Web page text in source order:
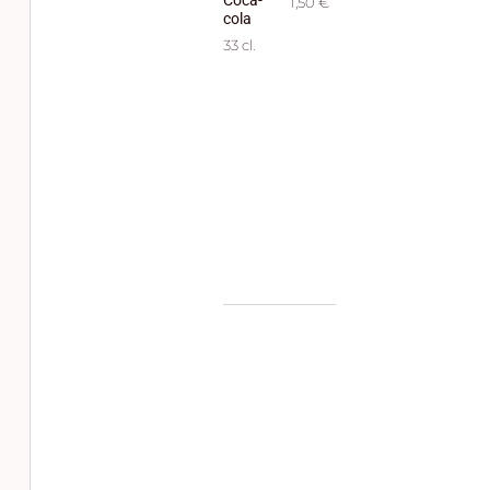
cola
33 cl.